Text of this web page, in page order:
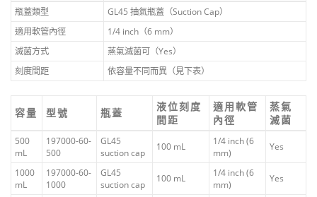
瓶蓋類型
GL45 抽氣瓶蓋（Suction Cap）
適用軟管內徑
1/4 inch（6 mm）
滅菌方式
蒸氣滅菌可（Yes）
刻度間距
依容量不同而異（見下表）
容量 型號 瓶蓋
液位刻度
間距
適用軟管
內徑
蒸氣
滅菌
500
mL
197000-60-
500
GL45
suction cap
100 mL
1/4 inch (6
mm)
Yes
1000
mL
197000-60-
1000
GL45
suction cap
100 mL
1/4 inch (6
mm)
Yes